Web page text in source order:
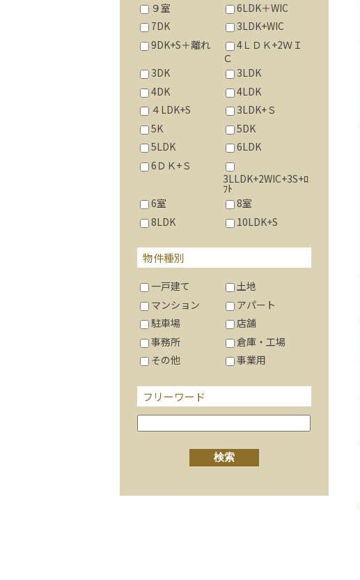
９室
6LDK＋WIC
7DK
3LDK+WIC
9DK+S＋離れ
4ＬＤＫ+2ＷＩ
Ｃ
3DK
3LDK
4DK
4LDK
４LDK+S
3LDK+Ｓ
5K
5DK
5LDK
6LDK
6ＤＫ+Ｓ
3LLDK+2WIC+3S+ﾛ
ﾌﾄ
6室
8室
8LDK
10LDK+S
物件種別
一戸建て
土地
マンション
アパート
駐車場
店舗
事務所
倉庫・工場
その他
事業用
フリーワード